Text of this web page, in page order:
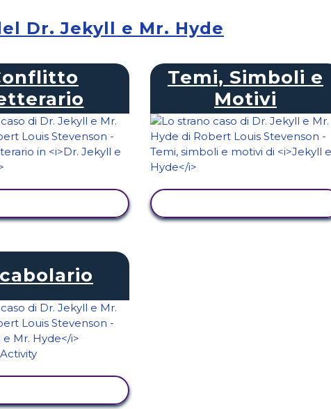
Dr. Jekyll e Mr. Hyde
Temi, Simboli e
Motivi